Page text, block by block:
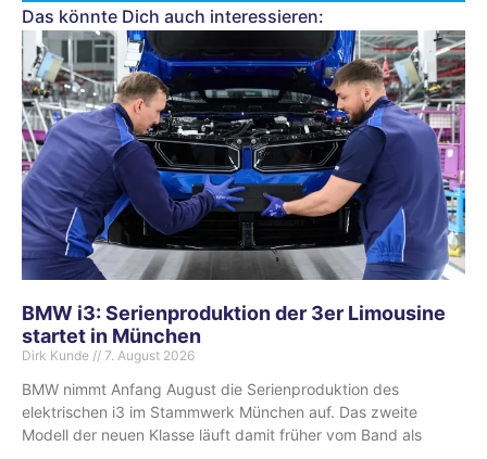
Das könnte Dich auch interessieren:
BMW i3: Serienproduktion der 3er Limousine
startet in München
Dirk Kunde 7. August 2026
BMW nimmt Anfang August die Serienproduktion des
elektrischen i3 im Stammwerk München auf. Das zweite
Modell der neuen Klasse läuft damit früher vom Band als